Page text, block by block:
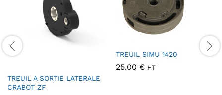
TREUIL A SORTIE LATERALE
CRABOT ZF
TREUIL SIMU 1420
25.00 € HT